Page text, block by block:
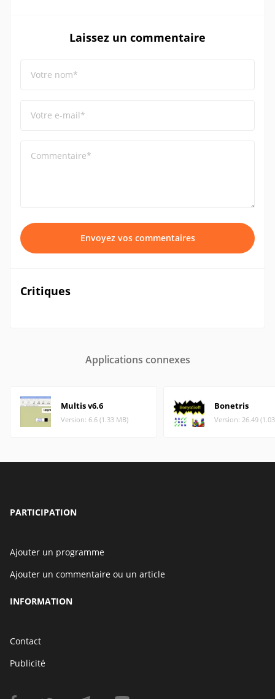
Laissez un commentaire
Votre nom*
Votre e-mail*
Commentaire*
Envoyez vos commentaires
Critiques
Applications connexes
Multis v6.6
Version: 6.6 (1.33 MB)
Bonetris
Version: 26.49
PARTICIPATION
Ajouter un programme
Ajouter un commentaire ou un article
INFORMATION
Contact
Publicité